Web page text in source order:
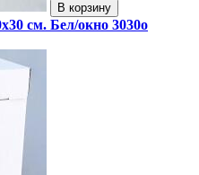
В корзину
см. Бел/окно 3030о